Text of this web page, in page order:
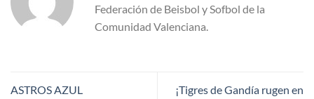
Federación de Beisbol y Sofbol de la
Comunidad Valenciana.
ASTROS AZUL
¡Tigres de Gandía rugen en